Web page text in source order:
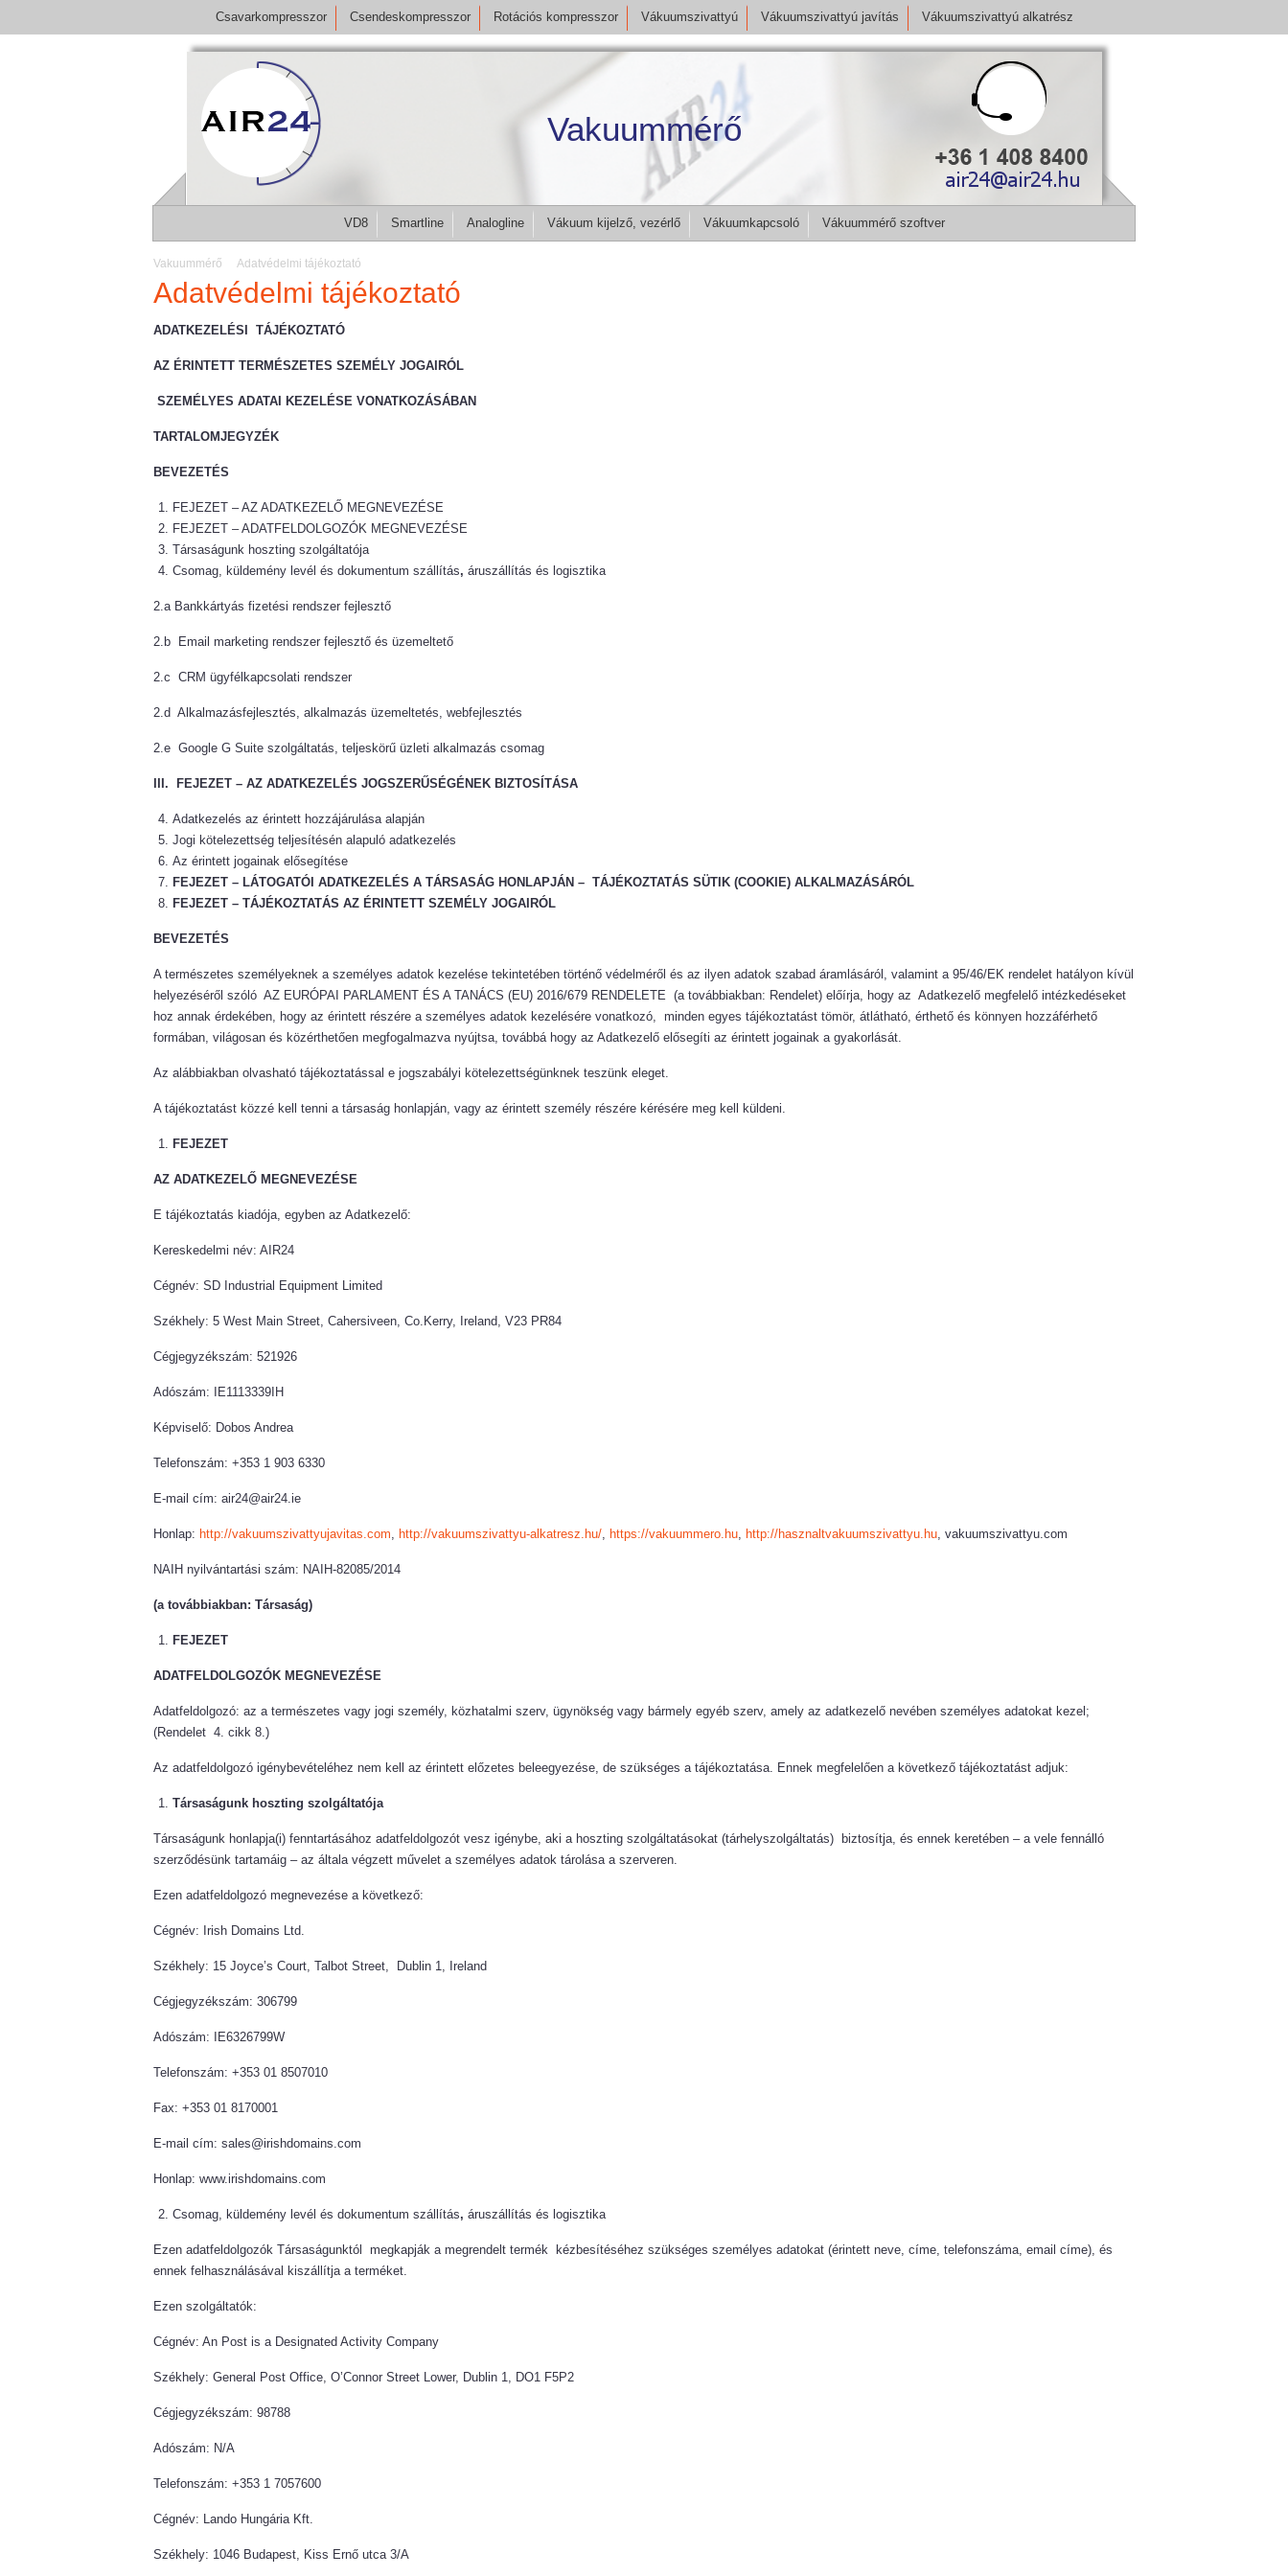
Csavarkompresszor Csendeskompresszor Rotációs kompresszor Vákuumszivattyú Vákuumszivattyú javítás Vákuumszivattyú alkatrész
Vakuummérő
VD8 Smartline Analogline Vákuum kijelző, vezérlő Vákuumkapcsoló Vákuummérő szoftver
Vakuummérő Adatvédelmi tájékoztató
Adatvédelmi tájékoztató
ADATKEZELÉSI TÁJÉKOZTATÓ
AZ ÉRINTETT TERMÉSZETES SZEMÉLY JOGAIRÓL
SZEMÉLYES ADATAI KEZELÉSE VONATKOZÁSÁBAN
TARTALOMJEGYZÉK
BEVEZETÉS
FEJEZET – AZ ADATKEZELŐ MEGNEVEZÉSE
FEJEZET – ADATFELDOLGOZÓK MEGNEVEZÉSE
Társaságunk hoszting szolgáltatója
Csomag, küldemény levél és dokumentum szállítás, áruszállítás és logisztika
2.a Bankkártyás fizetési rendszer fejlesztő
2.b Email marketing rendszer fejlesztő és üzemeltető
2.c CRM ügyfélkapcsolati rendszer
2.d Alkalmazásfejlesztés, alkalmazás üzemeltetés, webfejlesztés
2.e Google G Suite szolgáltatás, teljeskörű üzleti alkalmazás csomag
III. FEJEZET – AZ ADATKEZELÉS JOGSZERŰSÉGÉNEK BIZTOSÍTÁSA
Adatkezelés az érintett hozzájárulása alapján
Jogi kötelezettség teljesítésén alapuló adatkezelés
Az érintett jogainak elősegítése
FEJEZET – LÁTOGATÓI ADATKEZELÉS A TÁRSASÁG HONLAPJÁN – TÁJÉKOZTATÁS SÜTIK (COOKIE) ALKALMAZÁSÁRÓL
FEJEZET – TÁJÉKOZTATÁS AZ ÉRINTETT SZEMÉLY JOGAIRÓL
BEVEZETÉS
A természetes személyeknek a személyes adatok kezelése tekintetében történő védelméről és az ilyen adatok szabad áramlásáról, valamint a 95/46/EK rendelet hatályon kívül
helyezéséről szóló AZ EURÓPAI PARLAMENT ÉS A TANÁCS (EU) 2016/679 RENDELETE (a továbbiakban: Rendelet) előírja, hogy az Adatkezelő megfelelő intézkedéseket
hoz annak érdekében, hogy az érintett részére a személyes adatok kezelésére vonatkozó, minden egyes tájékoztatást tömör, átlátható, érthető és könnyen hozzáférhető
formában, világosan és közérthetően megfogalmazva nyújtsa, továbbá hogy az Adatkezelő elősegíti az érintett jogainak a gyakorlását.
Az alábbiakban olvasható tájékoztatással e jogszabályi kötelezettségünknek teszünk eleget.
A tájékoztatást közzé kell tenni a társaság honlapján, vagy az érintett személy részére kérésére meg kell küldeni.
FEJEZET
AZ ADATKEZELŐ MEGNEVEZÉSE
E tájékoztatás kiadója, egyben az Adatkezelő:
Kereskedelmi név: AIR24
Cégnév: SD Industrial Equipment Limited
Székhely: 5 West Main Street, Cahersiveen, Co.Kerry, Ireland, V23 PR84
Cégjegyzékszám: 521926
Adószám: IE1113339IH
Képviselő: Dobos Andrea
Telefonszám: +353 1 903 6330
E-mail cím: air24@air24.ie
Honlap: http://vakuumszivattyujavitas.com, http://vakuumszivattyu-alkatresz.hu/, https://vakuummero.hu, http://hasznaltvakuumszivattyu.hu, vakuumszivattyu.com
NAIH nyilvántartási szám: NAIH-82085/2014
(a továbbiakban: Társaság)
FEJEZET
ADATFELDOLGOZÓK MEGNEVEZÉSE
Adatfeldolgozó: az a természetes vagy jogi személy, közhatalmi szerv, ügynökség vagy bármely egyéb szerv, amely az adatkezelő nevében személyes adatokat kezel;
(Rendelet 4. cikk 8.)
Az adatfeldolgozó igénybevételéhez nem kell az érintett előzetes beleegyezése, de szükséges a tájékoztatása. Ennek megfelelően a következő tájékoztatást adjuk:
Társaságunk hoszting szolgáltatója
Társaságunk honlapja(i) fenntartásához adatfeldolgozót vesz igénybe, aki a hoszting szolgáltatásokat (tárhelyszolgáltatás) biztosítja, és ennek keretében – a vele fennálló
szerződésünk tartamáig – az általa végzett művelet a személyes adatok tárolása a szerveren.
Ezen adatfeldolgozó megnevezése a következő:
Cégnév: Irish Domains Ltd.
Székhely: 15 Joyce’s Court, Talbot Street, Dublin 1, Ireland
Cégjegyzékszám: 306799
Adószám: IE6326799W
Telefonszám: +353 01 8507010
Fax: +353 01 8170001
E-mail cím: sales@irishdomains.com
Honlap: www.irishdomains.com
Csomag, küldemény levél és dokumentum szállítás, áruszállítás és logisztika
Ezen adatfeldolgozók Társaságunktól megkapják a megrendelt termék kézbesítéséhez szükséges személyes adatokat (érintett neve, címe, telefonszáma, email címe), és
ennek felhasználásával kiszállítja a terméket.
Ezen szolgáltatók:
Cégnév: An Post is a Designated Activity Company
Székhely: General Post Office, O’Connor Street Lower, Dublin 1, DO1 F5P2
Cégjegyzékszám: 98788
Adószám: N/A
Telefonszám: +353 1 7057600
Cégnév: Lando Hungária Kft.
Székhely: 1046 Budapest, Kiss Ernő utca 3/A